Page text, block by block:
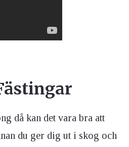
då kan det vara bra att
du ger dig ut i skog och